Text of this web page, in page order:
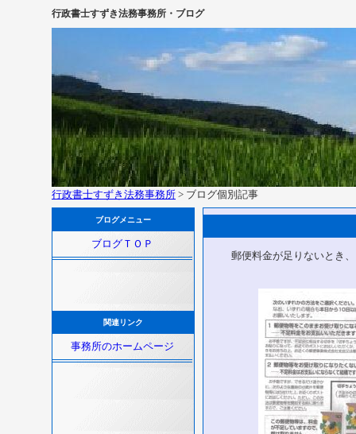
行政書士すずき法務事務所・ブログ
行政書士すずき法務事務所 > ブログ個別記事
ブログメニュー
ブログＴＯＰ
関連リンク
事務所のホームページ
郵便料金が足りないとき